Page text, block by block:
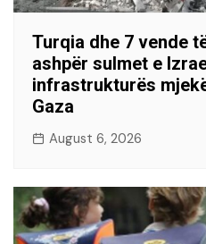
Turqia dhe 7 vende
ashpër sulmet e
infrastrukturës
Gaza
August 6, 2026